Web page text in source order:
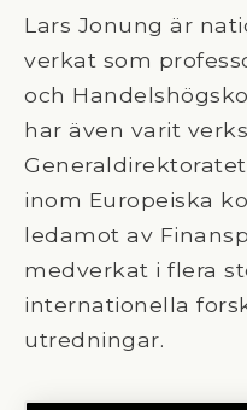
Lars Jonung är
verkat som
och
har även varit
inom Europeiska
ledamot av
medverkat i flera
internationella
utredningar.